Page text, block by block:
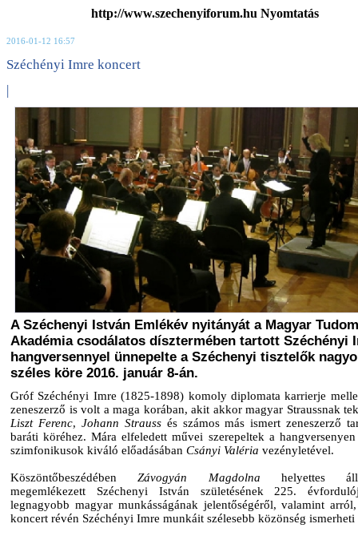
http://www.szechenyiforum.hu Nyomtatás
2016-01-12 16:57
Széchényi Imre koncert
|
A Széchenyi István Emlékév nyitányát a Magyar
Akadémia csodálatos dísztermében tartott Széchényi
hangversennyel ünnepelte a Széchenyi tisztelők
széles köre 2016. január 8-án.
Gróf Széchényi Imre (1825-1898) komoly diplomata karrierje
zeneszerző is volt a maga korában, akit akkor magyar Straussnak
Liszt Ferenc, Johann Straussés számos más ismert zeneszerző
baráti köréhez. Mára elfeledett művei szerepeltek a
szimfonikusok kiváló előadásában Csányi Valéria vezényletével.
KöszöntőbeszédébenZávogyán Magdolna helyettes
megemlékezett Széchenyi István születésének 225.
legnagyobb magyar munkásságának jelentőségéről, valamint
koncert révén Széchényi Imre munkáit szélesebb közönség ismerheti